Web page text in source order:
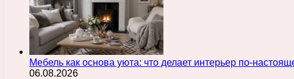
Мебель как основа уюта: что делает интерьер по-
06.08.2026